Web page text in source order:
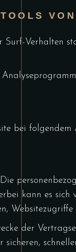
Surf-Verhalten
bei folgendem
kann es
der